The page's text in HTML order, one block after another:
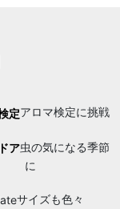
アロマ検定に挑戦
虫の気になる季節
に
サイズも色々